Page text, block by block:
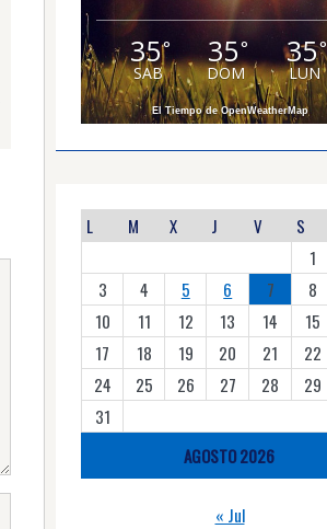
35°
SAB
35°
DOM
35°
LUN
El Tiempo de OpenWeatherMap
AGOSTO 2026
L M X J V S
1
3
4 5 6 7 8
10
11 12 13 14 15
17
18 19 20 21 22
24
25 26 27 28 29
31
« Jul